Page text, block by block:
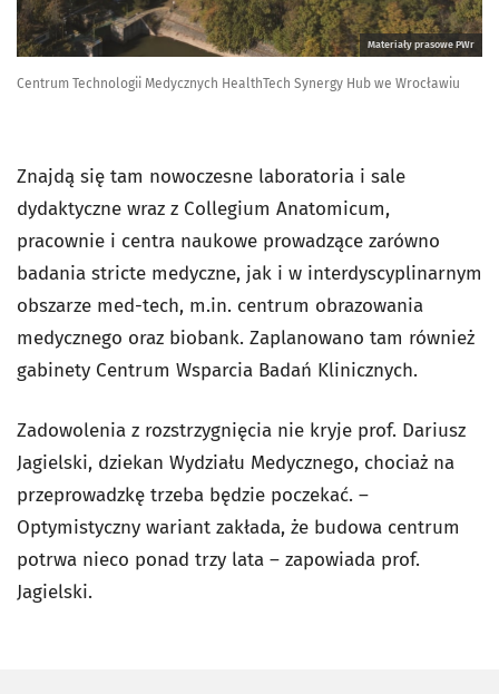
Materiały prasowe PWr
Centrum Technologii Medycznych HealthTech Synergy Hub we Wrocławiu
Znajdą się tam nowoczesne laboratoria i sale
dydaktyczne wraz z Collegium Anatomicum,
pracownie i centra naukowe prowadzące zarówno
badania stricte medyczne, jak i w interdyscyplinarnym
obszarze med-tech, m.in. centrum obrazowania
medycznego oraz biobank. Zaplanowano tam również
gabinety Centrum Wsparcia Badań Klinicznych.
Zadowolenia z rozstrzygnięcia nie kryje prof. Dariusz
Jagielski, dziekan Wydziału Medycznego, chociaż na
przeprowadzkę trzeba będzie poczekać. –
Optymistyczny wariant zakłada, że budowa centrum
potrwa nieco ponad trzy lata – zapowiada prof.
Jagielski.